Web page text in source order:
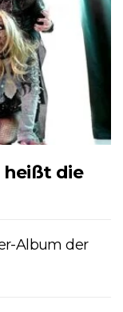
heißt die
Album der